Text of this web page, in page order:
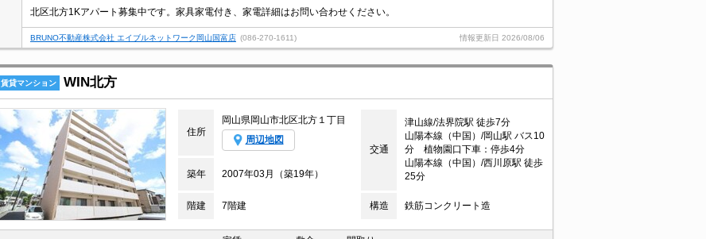
北区北方1Kアパート募集中です。家具家電付き、家電詳細はお問い合わせください。
BRUNO不動産株式会社 エイブルネットワーク岡山国富店 (086-270-1611) 情報更新日 2026/08/06
賃貸マンション WIN北方
住所
岡山県岡山市北区北方１丁目
周辺地図
交通
津山線/法界院駅 徒歩7分
山陽本線（中国）/岡山駅 バス10
分 植物園口下車：停歩4分
山陽本線（中国）/西川原駅 徒歩
25分
築年 2007年03月（築19年）
階建 7階建 構造 鉄筋コンクリート造